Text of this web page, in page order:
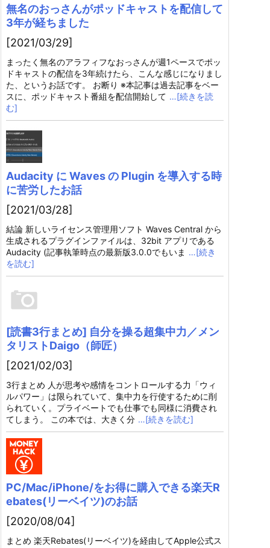
無名のおっさんがポッドキャストを配信して
3年が経ちました
[2021/03/29]
まったく無名のアラフィフなおっさんが週1ペースでポッ
ドキャストの配信を3年続けたら、こんな感じになりまし
た、というお話です。 お断り ※本記事は過去記事をベー
スに、ポッドキャスト番組を配信開始して …[続きを読
む]
Audacity に Waves の Plugin を導入する時
に苦労したお話
[2021/03/28]
結論 新しいライセンス管理用ソフト Waves Central から
生成されるプラグインファイルは、32bit アプリである
Audacity (記事執筆時点の最新版3.0.0でもいま …[続き
を読む]
[読書3行まとめ] 自分を操る超集中力／メン
タリストDaigo（師匠）
[2021/02/03]
3行まとめ 人が思考や感情をコントロールする力「ウィ
ルパワー」は限られていて、集中力を行使するために削
られていく。プライベートでも仕事でも同様に消費され
てしまう。 この本では、大きく分 …[続きを読む]
PC/Mac/iPhone/をお得に購入できる楽天R
ebates(リーベイツ)のお話
[2020/08/04]
まとめ 楽天Rebates(リーベイツ)を経由してApple公式ス